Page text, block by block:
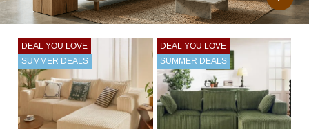
DEAL YOU LOVE
SUMMER DEALS
DEAL YOU LOVE
SUMMER DEALS